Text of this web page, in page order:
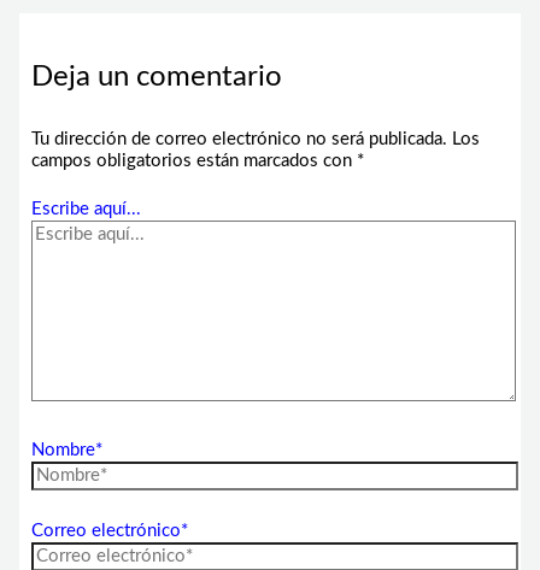
Deja un comentario
Tu dirección de correo electrónico no será publicada. Los
campos obligatorios están marcados con *
Escribe aquí...
Nombre*
Correo electrónico*